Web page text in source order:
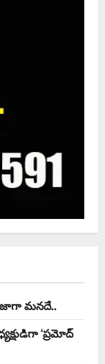
ఈ జాగా మనదే..
‘ప్రమోద్